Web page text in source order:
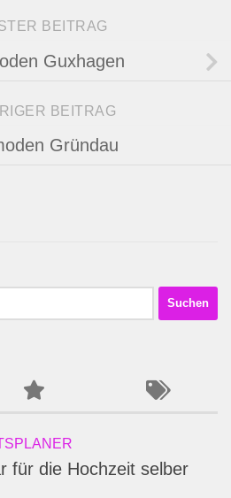
BEITRAG
Guxhagen
BEITRAG
Gründau
für die Hochzeit selber